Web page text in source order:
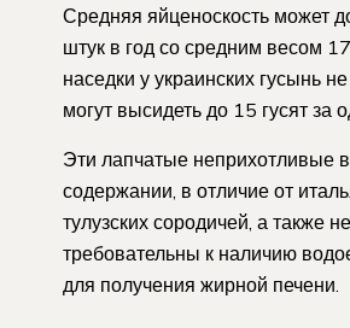
Средняя яйценоскость может
штук в год со средним весом
наседки у украинских гусынь
могут высидеть до 15 гусят за
Эти лапчатые неприхотливые
содержании, в отличие от
тулузских сородичей, а также не
требовательны к наличию
для получения жирной печени.